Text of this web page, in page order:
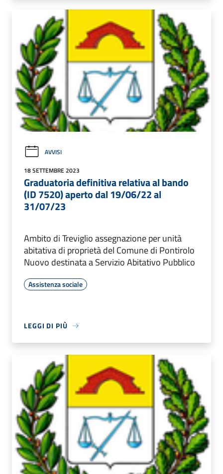
AVVISI
18 SETTEMBRE 2023
Graduatoria definitiva relativa al bando
(ID 7520) aperto dal 19/06/22 al
31/07/23
Ambito di Treviglio assegnazione per unità
abitativa di proprietà del Comune di Pontirolo
Nuovo destinata a Servizio Abitativo Pubblico
Assistenza sociale
LEGGI DI PIÙ